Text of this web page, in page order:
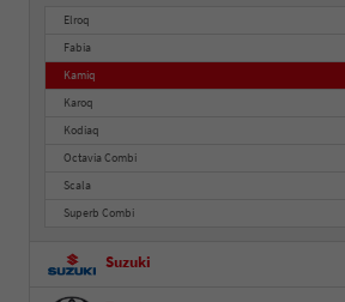
Elroq
Fabia
Kamiq
Karoq
Kodiaq
Octavia Combi
Scala
Superb Combi
Suzuki